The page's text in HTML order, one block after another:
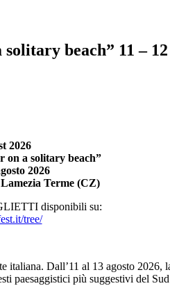
beach” 11 –
2026
on a solitary beach”
2026
Terme (CZ)​
disponibili su:
tree/
Dall’11 al 13 agosto
paesaggistici più suggestivi del